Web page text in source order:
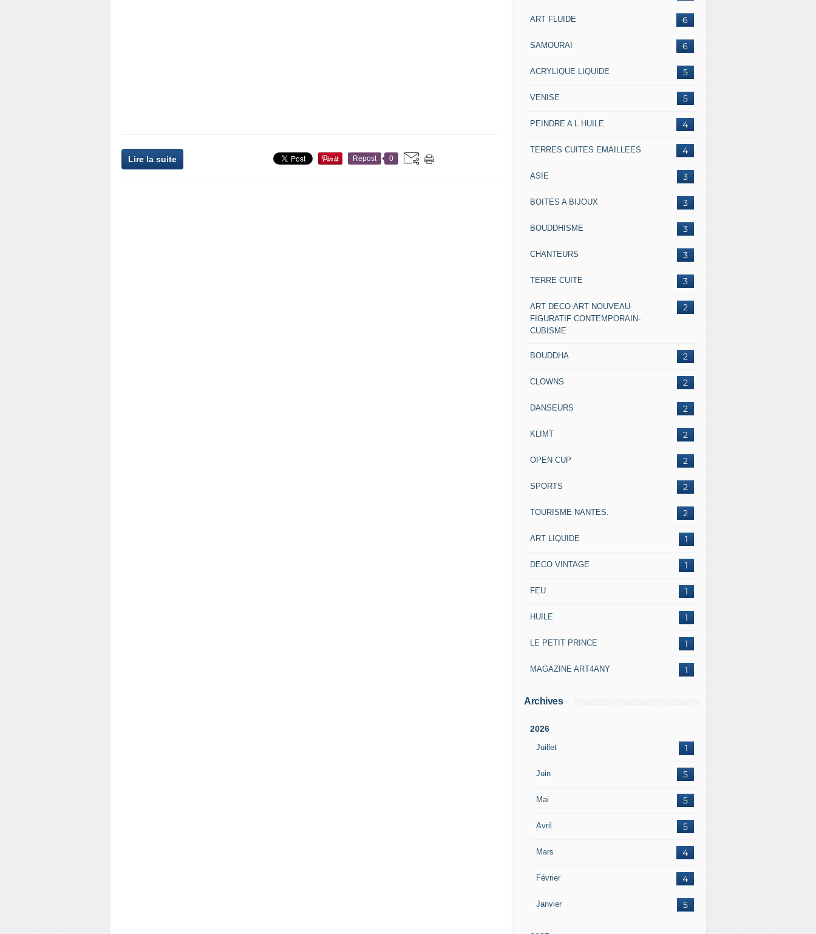
Lire la suite Repost 0
6
ART FLUIDE
6
SAMOURAI
5
ACRYLIQUE LIQUIDE
5
VENISE
4
PEINDRE A L HUILE
4
TERRES CUITES EMAILLEES
3
ASIE
3
BOITES A BIJOUX
3
BOUDDHISME
3
CHANTEURS
3
TERRE CUITE
2
ART DECO-ART NOUVEAU-
FIGURATIF CONTEMPORAIN-
CUBISME
2
BOUDDHA
2
CLOWNS
2
DANSEURS
2
KLIMT
2
OPEN CUP
2
SPORTS
2
TOURISME NANTES.
1
ART LIQUIDE
1
DECO VINTAGE
1
FEU
1
HUILE
1
LE PETIT PRINCE
1
MAGAZINE ART4ANY
Archives
2026
Juillet 1
Juin 5
Mai 5
Avril 5
Mars 4
Février 4
Janvier 5